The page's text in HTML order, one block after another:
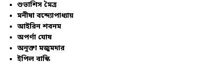
শুভাশিস মৈত্র
মনীষা বন্দ্যোপাধ্যায়
আইরিন শবনম
অপর্ণা ঘোষ
অনুক্তা মজুমদার
ইপিল বাস্কি